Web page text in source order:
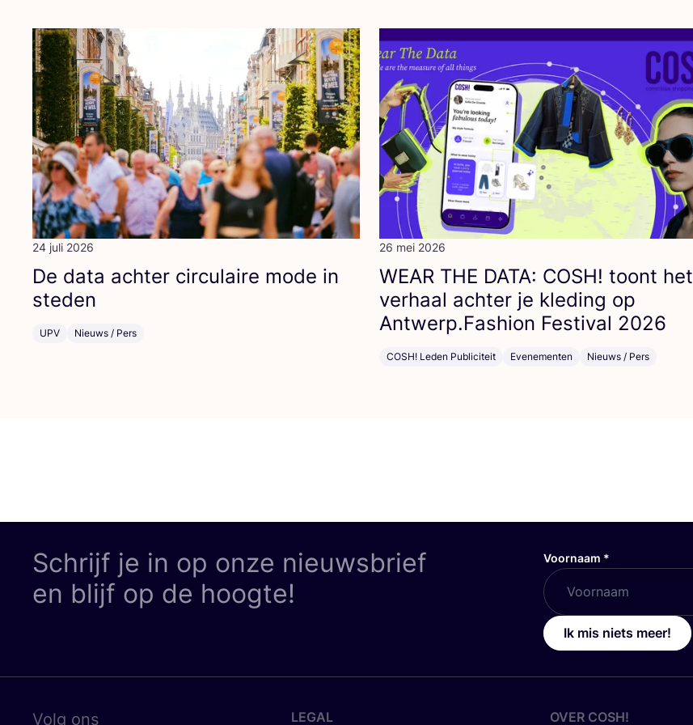
24 juli 2026
De data ach­ter cir­cu­lai­re mode in
steden
UPV Nieuws / Pers
26 mei 2026
WEAR THE DATA: COSH! toont het
ver­haal ach­ter je kle­ding op
Antwerp.Fashion Fes­ti­val 2026
COSH! Leden Publiciteit Evenementen Nieuws / Pers
Schrijf je in op onze nieuwsbrief
en blijf op de hoogte!
Voornaam *
Ik mis niets meer!
Volg ons LEGAL OVER COSH!